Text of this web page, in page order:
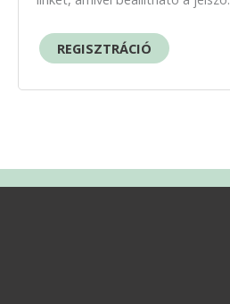
REGISZTRÁCIÓ